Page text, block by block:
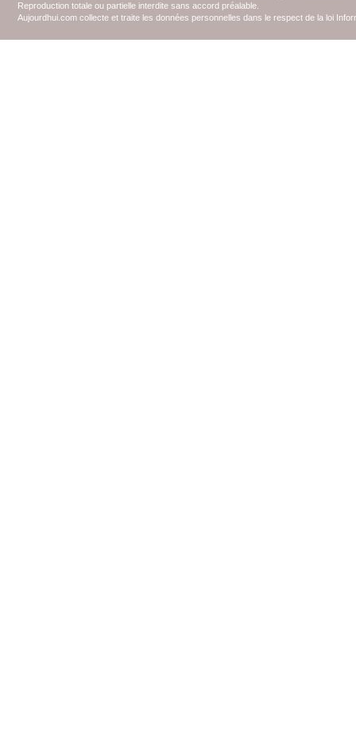
Reproduction totale ou partielle interdite sans accord préalable.
Aujourdhui.com collecte et traite les données personnelles dans le respect de la loi